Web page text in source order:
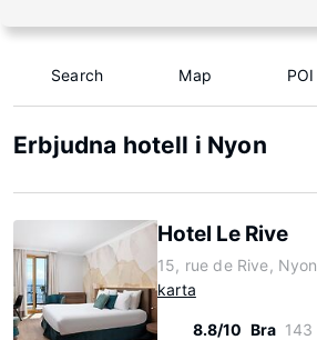
Search Map POI
Erbjudna hotell i Nyon
Hotel Le Rive
15, rue de Rive,
karta
8.8/10 Bra 143